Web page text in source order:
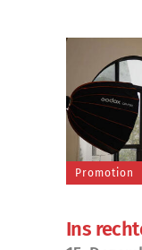
Promotion
Ins